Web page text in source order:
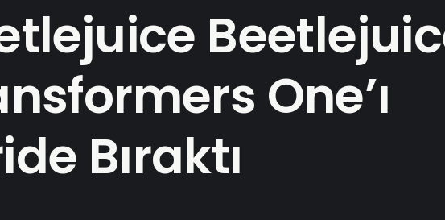
One’ı
Bıraktı